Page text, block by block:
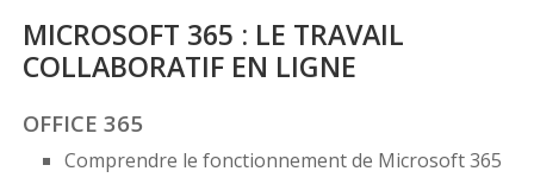
MICROSOFT 365 : LE TRAVAIL
COLLABORATIF EN LIGNE
OFFICE 365
Comprendre le fonctionnement de Microsoft 365